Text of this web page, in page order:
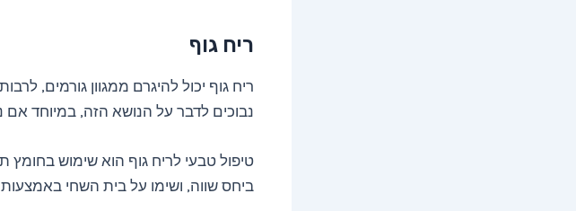
ריח גוף
ריח גוף יכול להיגרם ממגוון גורמים,
נבוכים לדבר על הנושא הזה, במיוחד אם
טיפול טבעי לריח גוף הוא שימוש בחומץ
ביחס שווה, ושימו על בית השחי